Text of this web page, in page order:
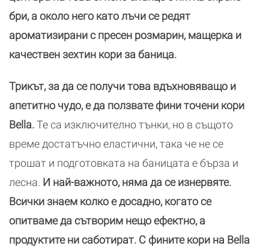
бри, а около него като лъчи се редят
ароматизирани с пресен розмарин, мащерка и
качествен зехтин кори за баница.
Трикът, за да се получи това вдъхновяващо и
апетитно чудо, е да ползвате фини точени кори
Bella.Те са изключително тънки, но в същото
време достатъчно еластични, така че не се
трошат и подготовката на баницата е бърза и
лесна. И най-важното, няма да се изнервяте.
Всички знаем колко е досадно, когато се
опитваме да сътворим нещо ефектно, а
продуктите ни саботират. С фините кори на Bella